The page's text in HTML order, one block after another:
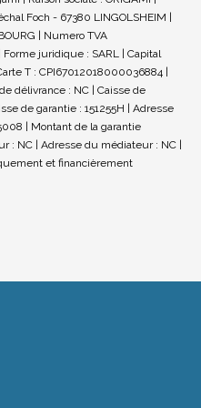
Foch - 67380 LINGOLSHEIM |
| Numero TVA
juridique : SARL | Capital
T : CPI67012018000036884 |
délivrance : NC | Caisse de
de garantie : 151255H | Adresse
| Montant de la garantie
: NC | Adresse du médiateur : NC |
et financièrement